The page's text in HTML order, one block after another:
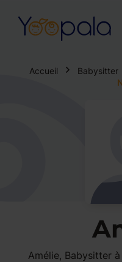
Accueil Babysitter
Amélie, Babysitter